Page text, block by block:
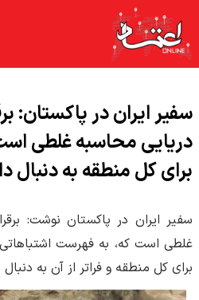
سفیر ایران در پاکستان:
دریایی محاسبه غلطی
برای کل منطقه به دنبال
سفیر ایران در پاکستان نوشت:
غلطی است که، به فهرست
برای کل منطقه و فراتر از آن به دنبال